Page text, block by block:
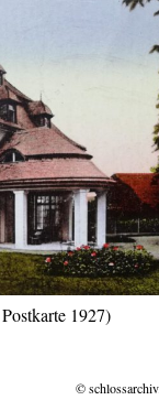
1927)
©